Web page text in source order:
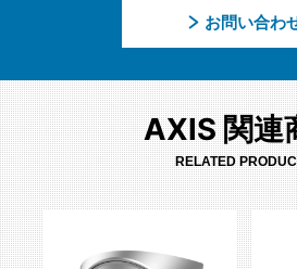
お問い合わ
AXIS 関連
RELATED